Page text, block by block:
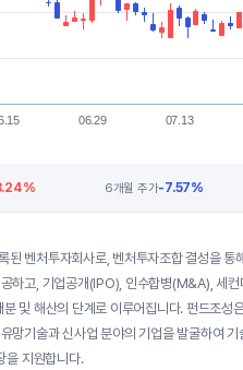
06.29 07.13
6개월 주가-7.57%
된 벤처투자회사로, 벤처투자조합 결성을
하고, 기업공개(IPO), 인수합병(M&A), 세
및 해산의 단계로 이루어집니다. 펀드조
망기술과 신사업 분야의 기업을 발굴하여
을 지원합니다.